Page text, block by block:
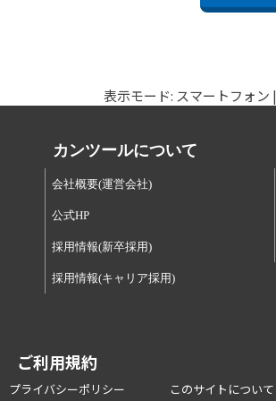
表示モード: スマートフォン |
カンツールについて
会社概要(運営会社)
公式HP
採用情報(新卒採用)
採用情報(キャリア採用)
ご利用規約
プライバシーポリシー
このサイトについて